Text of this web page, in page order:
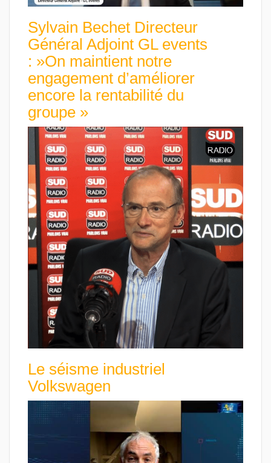
Sylvain Bechet Directeur
Général Adjoint GL events
: »On maintient notre
engagement d’améliorer
encore la rentabilité du
groupe »
Le séisme industriel
Volkswagen